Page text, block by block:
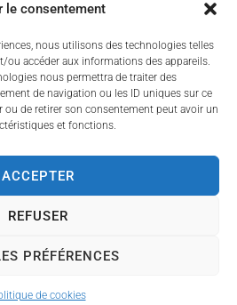
le consentement
nous utilisons des technologies telles
ou accéder aux informations des appareils.
nous permettra de traiter des
de navigation ou les ID uniques sur ce
ou de retirer son consentement peut avoir un
et fonctions.
ACCEPTER
REFUSER
PRÉFÉRENCES
de cookies
Données personnelles
Utopia
(sites internet de